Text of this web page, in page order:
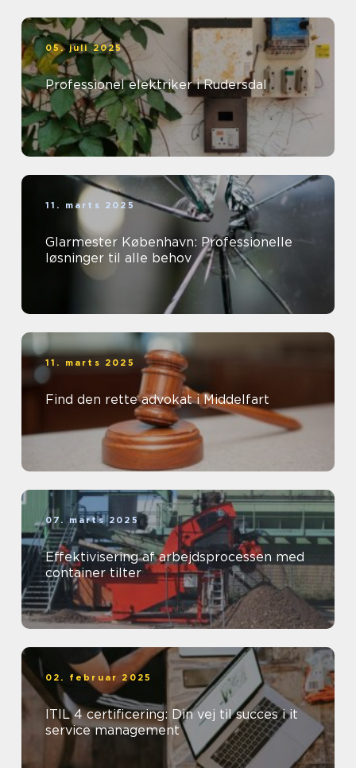
05. juli 2025
Professionel elektriker i Rudersdal
11. marts 2025
Glarmester København: Professionelle
løsninger til alle behov
11. marts 2025
Find den rette advokat i Middelfart
07. marts 2025
Effektivisering af arbejdsprocessen med
container tilter
02. februar 2025
ITIL 4 certificering: Din vej til succes i it
service management